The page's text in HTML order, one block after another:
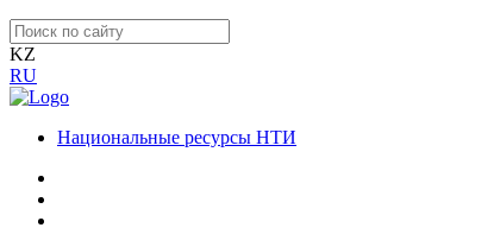
KZ
RU
Национальные ресурсы НТИ